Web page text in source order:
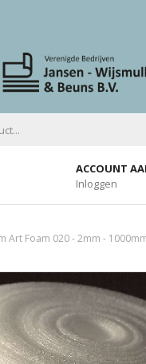
ACCOUNT
Inloggen
Art Foam 020 - 2mm -